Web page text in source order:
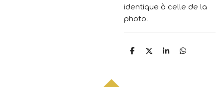
identique à celle de la
photo.
P
P
P
P